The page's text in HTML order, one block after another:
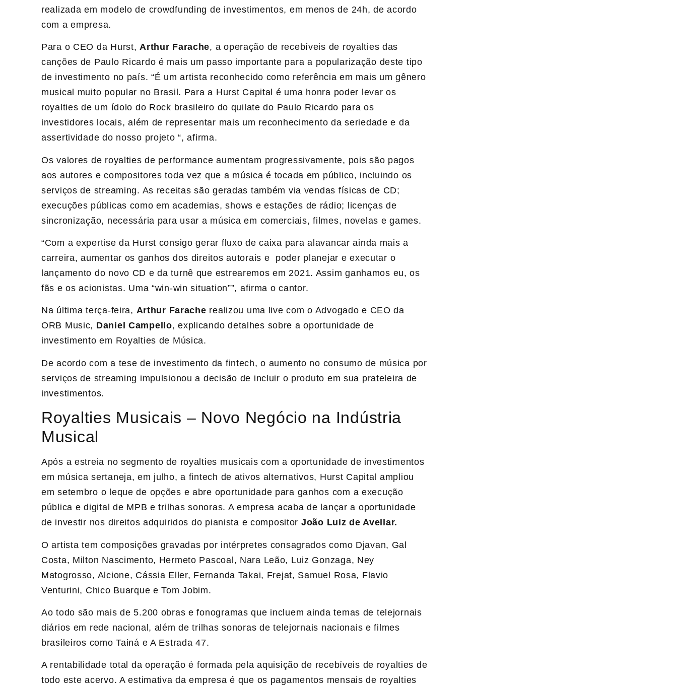
realizada em modelo de crowdfunding de investimentos, em menos de 24h, de acordo
com a empresa.
Para o CEO da Hurst,Arthur Farache, a operação de recebíveis de royalties das
canções de Paulo Ricardo é mais um passo importante para a popularização deste tipo
de investimento no país. “É um artista reconhecido como referência em mais um gênero
musical muito popular no Brasil. Para a Hurst Capital é uma honra poder levar os
royalties de um ídolo do Rock brasileiro do quilate do Paulo Ricardo para os
investidores locais, além de representar mais um reconhecimento da seriedade e da
assertividade do nosso projeto “, afirma.
Os valores de royalties de performance aumentam progressivamente, pois são pagos
aos autores e compositores toda vez que a música é tocada em público, incluindo os
serviços de streaming. As receitas são geradas também via vendas físicas de CD;
execuções públicas como em academias, shows e estações de rádio; licenças de
sincronização, necessária para usar a música em comerciais, filmes, novelas e games.
“Com a expertise da Hurst consigo gerar fluxo de caixa para alavancar ainda mais a
carreira, aumentar os ganhos dos direitos autorais e poder planejar e executar o
lançamento do novo CD e da turnê que estrearemos em 2021. Assim ganhamos eu, os
fãs e os acionistas. Uma “win-win situation””, afirma o cantor.
Na última terça-feira, Arthur Farache realizou uma live com o Advogado e CEO da
ORB Music, Daniel Campello, explicando detalhes sobre a oportunidade de
investimento em Royalties de Música.
De acordo com a tese de investimento da fintech, o aumento no consumo de música por
serviços de streaming impulsionou a decisão de incluir o produto em sua prateleira de
investimentos.
Royalties Musicais – Novo Negócio na Indústria
Musical
Após a estreia no segmento de royalties musicais com a oportunidade de investimentos
em música sertaneja, em julho, a fintech de ativos alternativos, Hurst Capital ampliou
em setembro o leque de opções e abre oportunidade para ganhos com a execução
pública e digital de MPB e trilhas sonoras. A empresa acaba de lançar a oportunidade
de investir nos direitos adquiridos do pianista e compositor João Luiz de Avellar.
O artista tem composições gravadas por intérpretes consagrados como Djavan, Gal
Costa, Milton Nascimento, Hermeto Pascoal, Nara Leão, Luiz Gonzaga, Ney
Matogrosso, Alcione, Cássia Eller, Fernanda Takai, Frejat, Samuel Rosa, Flavio
Venturini, Chico Buarque e Tom Jobim.
Ao todo são mais de 5.200 obras e fonogramas que incluem ainda temas de telejornais
diários em rede nacional, além de trilhas sonoras de telejornais nacionais e filmes
brasileiros como Tainá e A Estrada 47.
A rentabilidade total da operação é formada pela aquisição de recebíveis de royalties de
todo este acervo. A estimativa da empresa é que os pagamentos mensais de royalties